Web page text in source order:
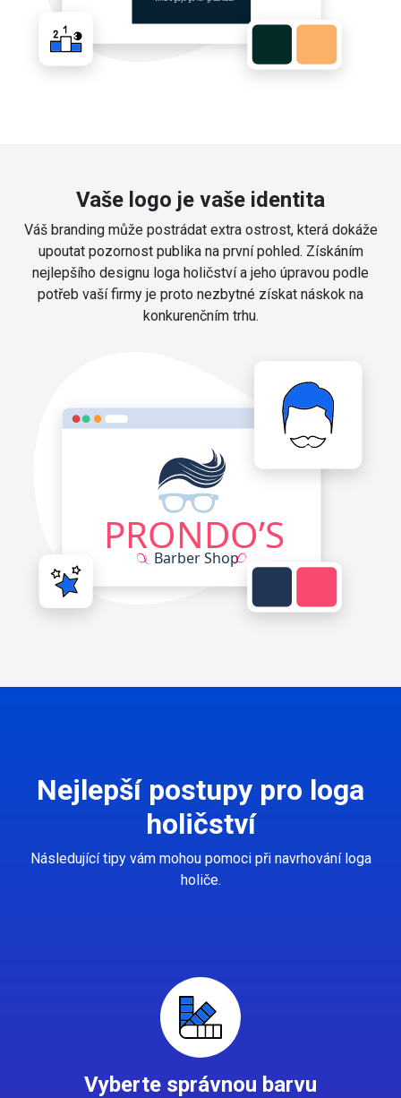
Vaše logo je vaše identita
Váš branding může postrádat extra ostrost, která dokáže
upoutat pozornost publika na první pohled. Získáním
nejlepšího designu loga holičství a jeho úpravou podle
potřeb vaší firmy je proto nezbytné získat náskok na
konkurenčním trhu.
Nejlepší postupy pro loga
holičství
Následující tipy vám mohou pomoci při navrhování loga
holiče.
Vyberte správnou barvu